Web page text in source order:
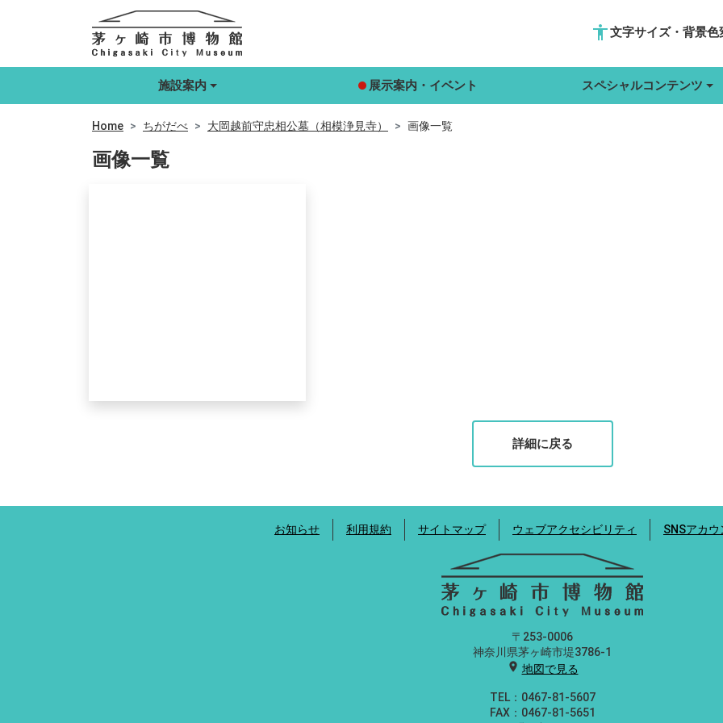
accessibility文字サイズ・背景色
施設案内 展示案内・イベント スペシャルコンテンツ
Home ちがだべ 大岡越前守忠相公墓（相模浄見寺） 画像一覧
画像一覧
詳細に戻る
お知らせ 利用規約 サイトマップ ウェブアクセシビリティ SNSアカ
〒253-0006
神奈川県茅ヶ崎市堤3786-1
location_on 地図で見る
TEL：0467-81-5607
FAX：0467-81-5651